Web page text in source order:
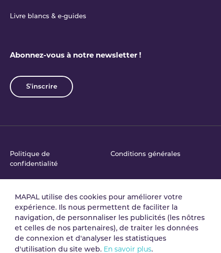
Livre blancs & e‑guides
Abonnez-vous à notre newsletter !
S'inscrire
Politique de
confidentialité
Conditions générales
Accord de traitement
des données
Politique de Sécurité de
l'Information
Mentions légales Gestion des cookies
MAPAL utilise des cookies pour améliorer votre
expérience. Ils nous permettent de faciliter la
navigation, de personnaliser les publicités (les nôtres
et celles de nos partenaires), de traiter les données
de connexion et d'analyser les statistiques
d'utilisation du site web. En savoir plus.